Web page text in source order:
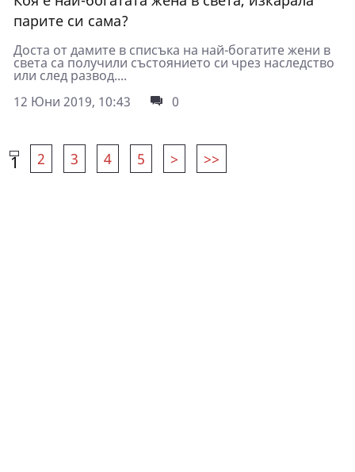
парите си сама?
Доста от дамите в списъка на най-богатите жени в
света са получили състоянието си чрез наследство
или след развод....
12 Юни 2019, 10:43
0
1 2 3 4 5 > >>